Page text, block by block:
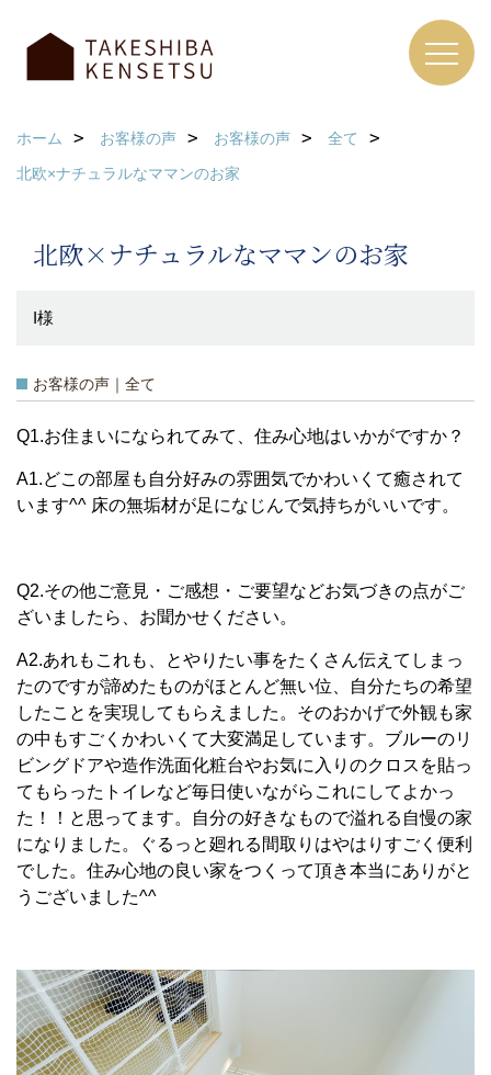
ホーム お客様の声 お客様の声
全て
北欧×ナチュラルなママンのお家
北欧×ナチュラルなママンのお家
I様
お客様の声｜全て
Q1.お住まいになられてみて、住み心地はいかがですか？
A1.どこの部屋も自分好みの雰囲気でかわいくて癒されて
います^^ 床の無垢材が足になじんで気持ちがいいです。
Q2.その他ご意見・ご感想・ご要望などお気づきの点がご
ざいましたら、お聞かせください。
A2.あれもこれも、とやりたい事をたくさん伝えてしまっ
たのですが諦めたものがほとんど無い位、自分たちの希望
したことを実現してもらえました。そのおかげで外観も家
の中もすごくかわいくて大変満足しています。ブルーのリ
ビングドアや造作洗面化粧台やお気に入りのクロスを貼っ
てもらったトイレなど毎日使いながらこれにしてよかっ
た！！と思ってます。自分の好きなもので溢れる自慢の家
になりました。ぐるっと廻れる間取りはやはりすごく便利
でした。住み心地の良い家をつくって頂き本当にありがと
うございました^^